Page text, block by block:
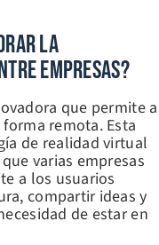
La
Empresas?
que permite a
remota. Esta
de realidad virtual
varias empresas
a los usuarios
compartir ideas y
de estar en